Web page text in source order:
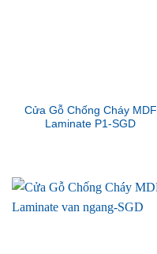
Cửa Gỗ Chống Cháy MDF
Laminate P1-SGD